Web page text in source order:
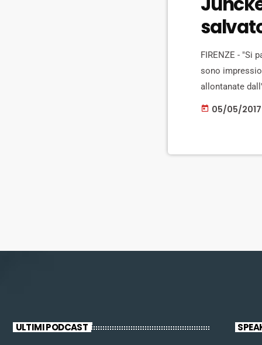
FIRENZE - "Si
sono
allontanate
quella
today 05/05/2017
ULTIMI PODCAST